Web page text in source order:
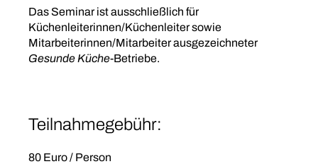
Das Seminar ist ausschließlich für
Küchenleiterinnen/Küchenleiter sowie
Mitarbeiterinnen/Mitarbeiter ausgezeichneter
Gesunde Küche-Betriebe.
Teilnahmegebühr:
80 Euro / Person